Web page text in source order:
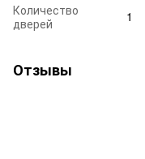
Количество
дверей
1
Отзывы